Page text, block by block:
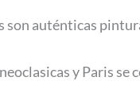
auténticas
y Paris